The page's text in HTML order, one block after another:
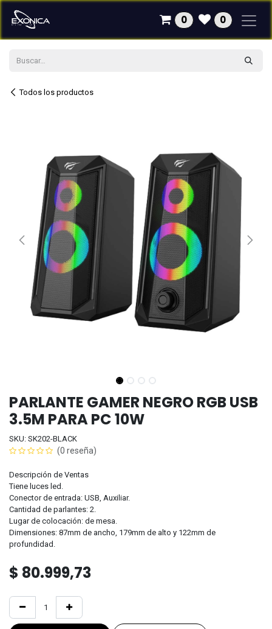
Ir al contenido
0 0
Todos los productos
PARLANTE GAMER NEGRO RGB USB
3.5M PARA PC 10W
SKU: SK202-BLACK
(0 reseña)
Descripción de Ventas
Tiene luces led.
Conector de entrada: USB, Auxiliar.
Cantidad de parlantes: 2.
Lugar de colocación: de mesa.
Dimensiones: 87mm de ancho, 179mm de alto y 122mm de
profundidad.
$ 80.999,73